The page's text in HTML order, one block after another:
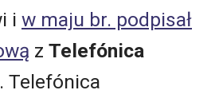
i w maju br. podpisał
z Telefónica
. Telefónica